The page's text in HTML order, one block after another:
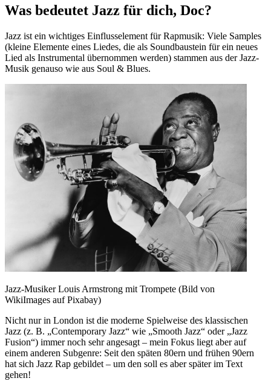
Was bedeutet Jazz für dich, Doc?
Jazz ist ein wichtiges Einflusselement für Rapmusik: Viele Samples
(kleine Elemente eines Liedes, die als Soundbaustein für ein neues
Lied als Instrumental übernommen werden) stammen aus der Jazz-
Musik genauso wie aus Soul & Blues.
Jazz-Musiker Louis Armstrong mit Trompete (Bild von
WikiImages auf Pixabay)
Nicht nur in London ist die moderne Spielweise des klassischen
Jazz (z. B. „Contemporary Jazz“ wie „Smooth Jazz“ oder „Jazz
Fusion“) immer noch sehr angesagt – mein Fokus liegt aber auf
einem anderen Subgenre: Seit den späten 80ern und frühen 90ern
hat sich Jazz Rap gebildet – um den soll es aber später im Text
gehen!